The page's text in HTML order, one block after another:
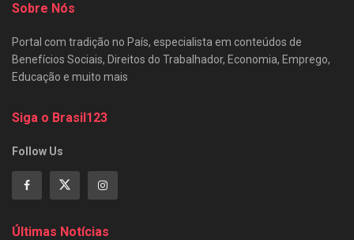
Sobre Nós
Portal com tradição no País, especialista em conteúdos de
Benefícios Sociais, Direitos do Trabalhador, Economia, Emprego,
Educação e muito mais
Siga o Brasil123
Follow Us
Últimas Notícias